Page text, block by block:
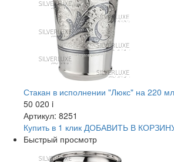
Стакан в исполнении "Люкс" на 220 мл
50 020 i
Артикул: 8251
Купить в 1 клик ДОБАВИТЬ В
Быстрый просмотр